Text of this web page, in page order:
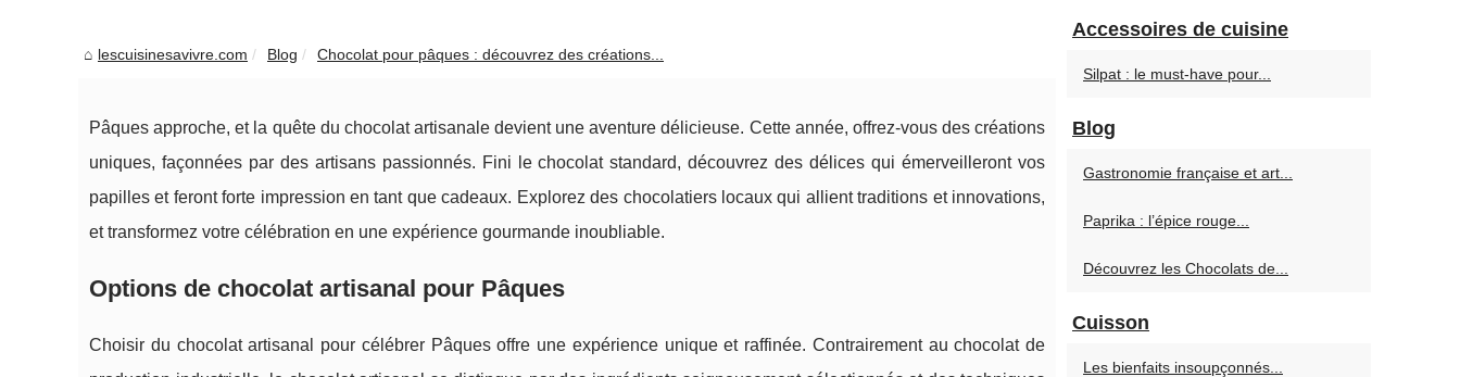
lescuisinesavivre.com Blog Chocolat pour pâques : découvrez des créations...
Pâques approche, et la quête du chocolat artisanale devient une aventure délicieuse. Cette année, offrez-vous des créations
uniques, façonnées par des artisans passionnés. Fini le chocolat standard, découvrez des délices qui émerveilleront vos
papilles et feront forte impression en tant que cadeaux. Explorez des chocolatiers locaux qui allient traditions et innovations,
et transformez votre célébration en une expérience gourmande inoubliable.
Options de chocolat artisanal pour Pâques
Choisir du chocolat artisanal pour célébrer Pâques offre une expérience unique et raffinée. Contrairement au chocolat de
Accessoires de cuisine
Silpat : le must-have pour...
Blog
Gastronomie française et art...
Paprika : l’épice rouge...
Découvrez les Chocolats de...
Cuisson
Les bienfaits insoupçonnés...